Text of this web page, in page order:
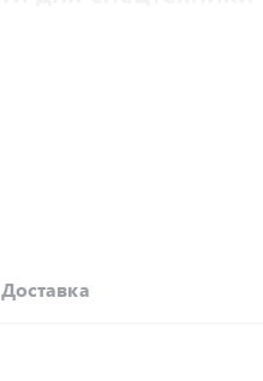
Доставка